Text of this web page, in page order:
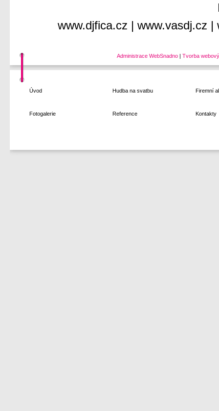
www.djfica.cz | www.vasdj.cz |
Administrace WebSnadno| Tvorba
Úvod Hudba na svatbu Firemní
Fotogalerie Reference Kontakty